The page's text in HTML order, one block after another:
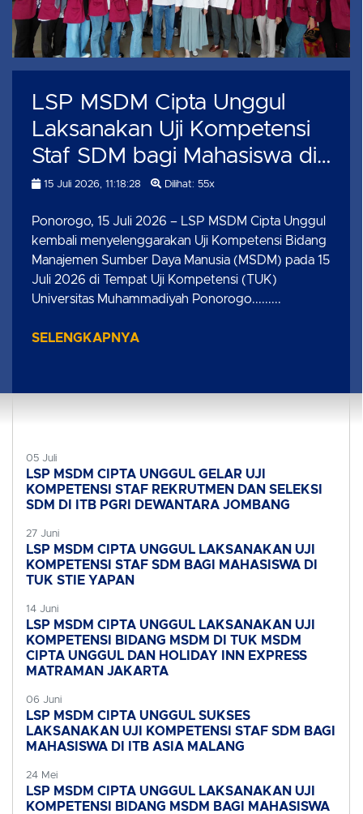
LSP MSDM Cipta Unggul
Laksanakan Uji Kompetensi
Staf SDM bagi Mahasiswa di
Universitas Muhammadiyah
Ponorogo
15 Juli 2026, 11:18:28 Dilihat: 55x
Ponorogo, 15 Juli 2026 – LSP MSDM Cipta Unggul
kembali menyelenggarakan Uji Kompetensi Bidang
Manajemen Sumber Daya Manusia (MSDM) pada 15
Juli 2026 di Tempat Uji Kompetensi (TUK)
Universitas Muhammadiyah Ponorogo.........
SELENGKAPNYA
05 Juli
LSP MSDM CIPTA UNGGUL GELAR UJI
KOMPETENSI STAF REKRUTMEN DAN SELEKSI
SDM DI ITB PGRI DEWANTARA JOMBANG
27 Juni
LSP MSDM CIPTA UNGGUL LAKSANAKAN UJI
KOMPETENSI STAF SDM BAGI MAHASISWA DI
TUK STIE YAPAN
14 Juni
LSP MSDM CIPTA UNGGUL LAKSANAKAN UJI
KOMPETENSI BIDANG MSDM DI TUK MSDM
CIPTA UNGGUL DAN HOLIDAY INN EXPRESS
MATRAMAN JAKARTA
06 Juni
LSP MSDM CIPTA UNGGUL SUKSES
LAKSANAKAN UJI KOMPETENSI STAF SDM BAGI
MAHASISWA DI ITB ASIA MALANG
24 Mei
LSP MSDM CIPTA UNGGUL LAKSANAKAN UJI
KOMPETENSI BIDANG MSDM BAGI MAHASISWA